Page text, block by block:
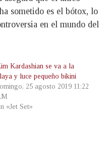
sometido es el bótox, lo
en el mundo del
Kardashian se va a la
y luce pequeño bikini
25 agosto 2019 11:22
«Jet Set»